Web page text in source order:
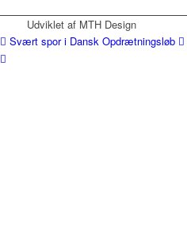
Udviklet af MTH Design
Svært spor i Dansk Opdrætningsløb